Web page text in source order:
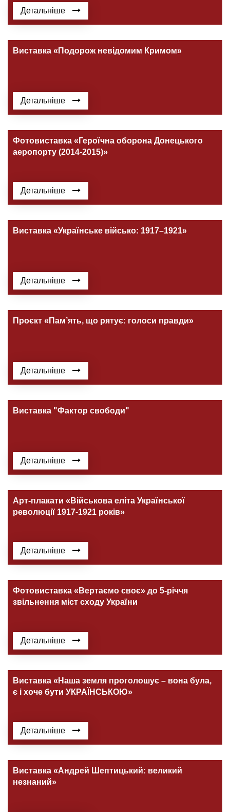
Детальніше
Виставка «Подорож невідомим Кримом»
Детальніше
Фотовиставка «Героїчна оборона Донецького
аеропорту (2014-2015)»
Детальніше
Виставка «Українське військо: 1917–1921»
Детальніше
Проєкт «Пам’ять, що рятує: голоси правди»
Детальніше
Виставка "Фактор свободи"
Детальніше
Арт-плакати «Військова еліта Української
революції 1917-1921 років»
Детальніше
Фотовиставка «Вертаємо своє» до 5-річчя
звільнення міст сходу України
Детальніше
Виставка «Наша земля проголошує – вона була,
є і хоче бути УКРАЇНСЬКОЮ»
Детальніше
Виставка «Андрей Шептицький: великий
незнаний»